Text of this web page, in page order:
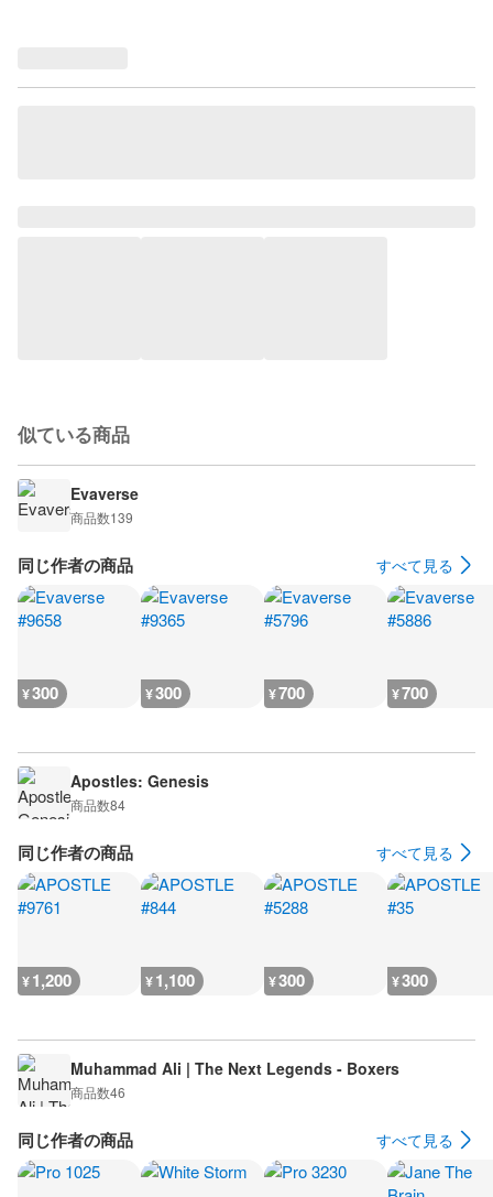
似ている商品
Evaverse
商品数139
同じ作者の商品 すべて見る
¥300 ¥300 ¥700 ¥700
Apostles: Genesis
商品数84
同じ作者の商品 すべて見る
¥1,200 ¥1,100 ¥300 ¥300
Muhammad Ali | The Next Legends - Boxers
商品数46
同じ作者の商品 すべて見る